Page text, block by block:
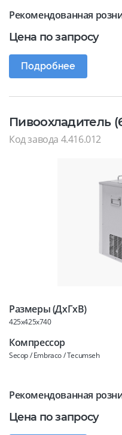
Рекомендованная
Цена по запросу
Подробнее
Пивоохладитель
Код завода 4.416.012
Размеры (ДхГхВ)
425x425x740
Компрессор
Secop / Embraco / Tecumseh
Рекомендованная
Цена по запросу